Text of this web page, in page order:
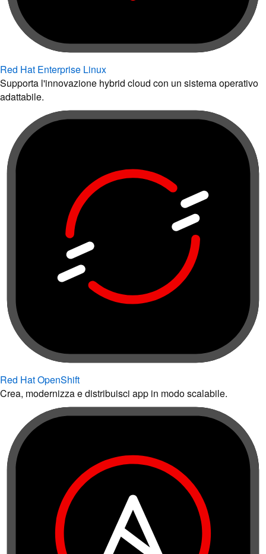
Red Hat Enterprise Linux
Supporta l'innovazione hybrid cloud con un sistema operativo
adattabile.
Red Hat OpenShift
Crea, modernizza e distribuisci app in modo scalabile.